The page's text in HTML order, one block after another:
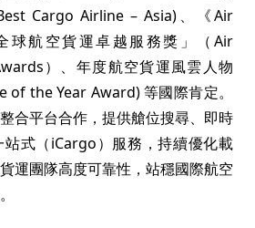
Cargo Airline – Asia)、《Air
球航空貨運卓越服務獎」（Air
）、年度航空貨運風雲人物
of the Year Award) 等國際肯定。
合平台合作，提供艙位搜尋、即時
式（iCargo）服務，持續優化載
運團隊高度可靠性，站穩國際航空